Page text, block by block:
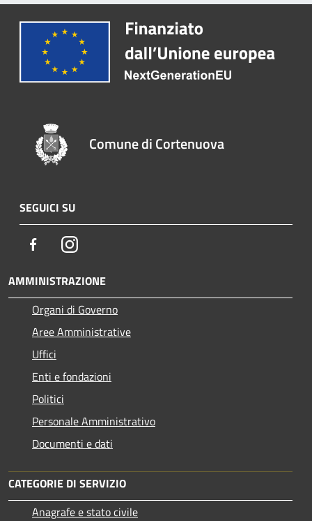
Comune di Cortenuova
SEGUICI SU
FacebookInstagram
AMMINISTRAZIONE
Organi di Governo
Aree Amministrative
Uffici
Enti e fondazioni
Politici
Personale Amministrativo
Documenti e dati
CATEGORIE DI SERVIZIO
Anagrafe e stato civile